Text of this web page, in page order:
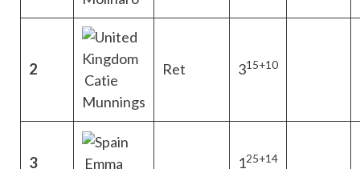
2
Catie
Munnings
Ret 315+10
3
Emma
125+14